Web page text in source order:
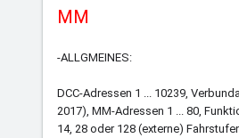
MM
-ALLGMEINES:
DCC-Adressen 1 ... 10239,
2017), MM-Adressen 1 ... 80,
14, 28 oder 128 (externe)